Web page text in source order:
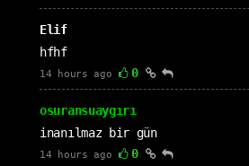
Elif
hfhf
14 hours ago 0
osuransuaygırı
inanılmaz bir gün
14 hours ago 0